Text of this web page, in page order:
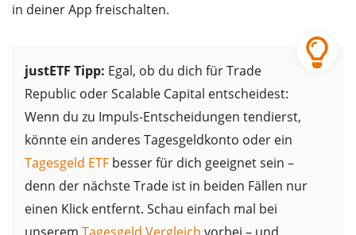
in deiner App freischalten.
justETF Tipp: Egal, ob du dich für Trade
Republic oder Scalable Capital entscheidest:
Wenn du zu Impuls-Entscheidungen tendierst,
könnte ein anderes Tagesgeldkonto oder ein
Tagesgeld ETF besser für dich geeignet sein –
denn der nächste Trade ist in beiden Fällen nur
einen Klick entfernt. Schau einfach mal bei